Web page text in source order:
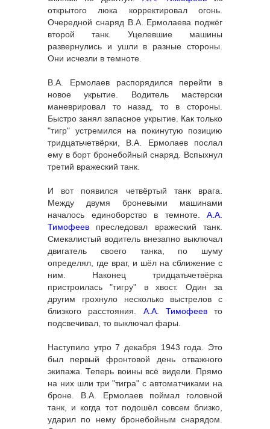
открытого люка корректировал огонь.
Очередной снаряд В.А. Ермолаева поджёг
второй танк. Уцелевшие машины
развернулись и ушли в разные стороны.
Они исчезли в темноте.
В.А. Ермолаев распорядился перейти в
новое укрытие. Водитель мастерски
маневрировал то назад, то в стороны.
Быстро занял запасное укрытие. Как только
"тигр" устремился на покинутую позицию
тридцатьчетвёрки, В.А. Ермолаев послал
ему в борт бронебойный снаряд. Вспыхнул
третий вражеский танк.
И вот появился четвёртый танк врага.
Между двумя броневыми машинами
началось единоборство в темноте. А.А.
Тимофеев преследовал вражеский танк.
Смекалистый водитель внезапно выключал
двигатель своего танка, по шуму
определял, где враг, и шёл на сближение с
ним. Наконец тридцатьчетвёрка
пристроилась "тигру" в хвост. Один за
другим грохнуло несколько выстрелов с
близкого расстояния. А.А. Тимофеевто
подсвечивал, то выключал фары.
Наступило утро 7 декабря 1943 года. Это
был первый фронтовой день отважного
экипажа. Теперь воины всё видели. Прямо
на них шли три "тигра" с автоматчиками на
броне. В.А. Ермолаев поймал головной
танк, и когда тот подошёл совсем близко,
ударил по нему бронебойным снарядом.